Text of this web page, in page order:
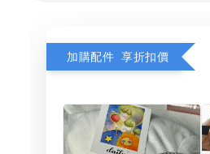
加購配件 享折扣價